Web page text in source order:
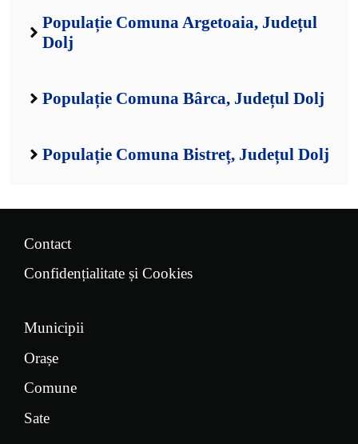
Populație Comuna Argetoaia, Județul
Dolj
Populație Comuna Bârca, Județul Dolj
Populație Comuna Bistreț, Județul Dolj
Contact
Confidențialitate și Cookies
Municipii
Orașe
Comune
Sate